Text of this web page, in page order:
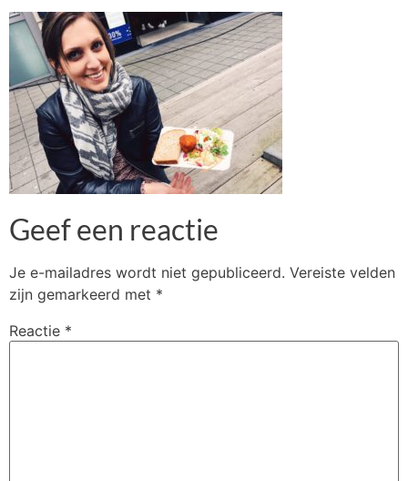
Geef een reactie
Je e-mailadres wordt niet gepubliceerd. Vereiste velden
zijn gemarkeerd met *
Reactie *